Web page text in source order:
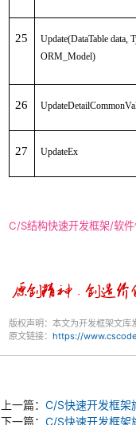
25
Update(DataTable data,
ORM_Model)
26
27 UpdateEx
C/S结构快速开发框架/软
版权声明：本文为开发框架文库
原文链接： https://
上一篇： C/S快速开发框架
下一篇： C/S快速开发框架